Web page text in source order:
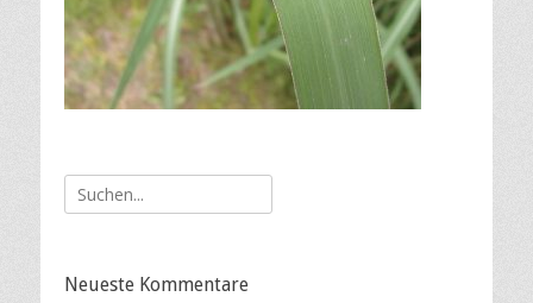
Suche
nach:
Neueste Kommentare